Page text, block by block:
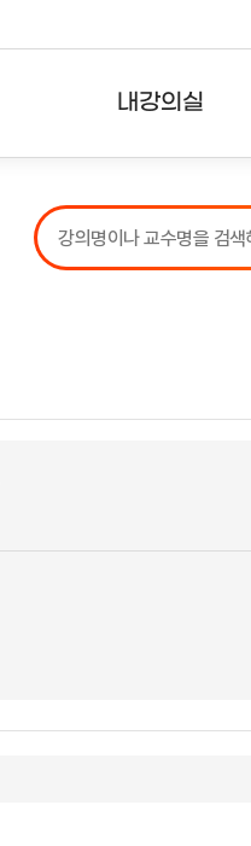
내강의실
강의리스트
수강확인증강의